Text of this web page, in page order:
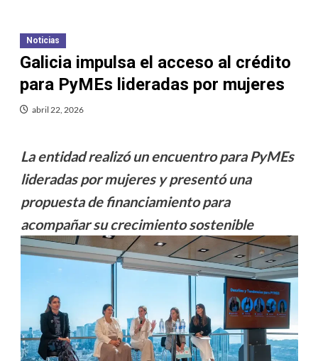
Noticias
Galicia impulsa el acceso al crédito
para PyMEs lideradas por mujeres
abril 22, 2026
La entidad realizó un encuentro para PyMEs
lideradas por mujeres y presentó una
propuesta de financiamiento para
acompañar su crecimiento sostenible